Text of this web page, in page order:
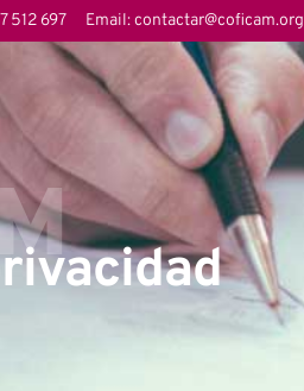
512 697 Email: contactar@coficam.org